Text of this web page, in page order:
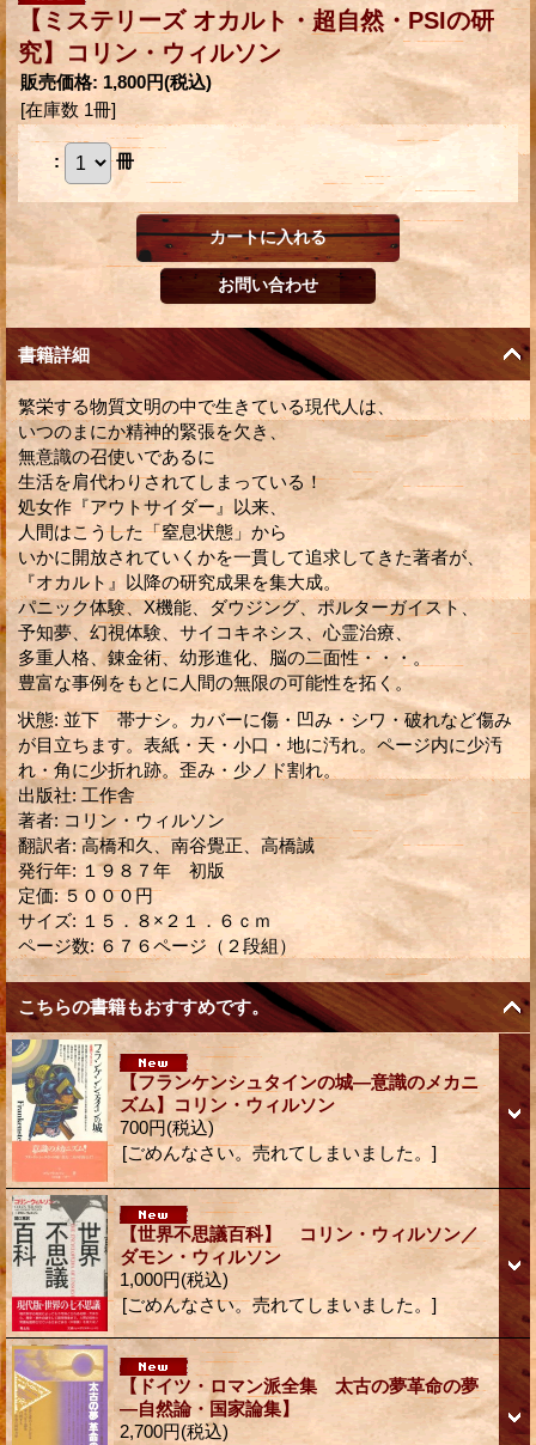
【ミステリーズ オカルト・超自然・PSIの研
究】コリン・ウィルソン
販売価格: 1,800円(税込)
[在庫数 1冊]
: 冊
書籍詳細
繁栄する物質文明の中で生きている現代人は、
いつのまにか精神的緊張を欠き、
無意識の召使いであるに
生活を肩代わりされてしまっている！
処女作『アウトサイダー』以来、
人間はこうした「窒息状態」から
いかに開放されていくかを一貫して追求してきた著者が、
『オカルト』以降の研究成果を集大成。
パニック体験、X機能、ダウジング、ポルターガイスト、
予知夢、幻視体験、サイコキネシス、心霊治療、
多重人格、錬金術、幼形進化、脳の二面性・・・。
豊富な事例をもとに人間の無限の可能性を拓く。
状態: 並下 帯ナシ。カバーに傷・凹み・シワ・破れなど傷み
が目立ちます。表紙・天・小口・地に汚れ。ページ内に少汚
れ・角に少折れ跡。歪み・少ノド割れ。
出版社: 工作舎
著者: コリン・ウィルソン
翻訳者: 高橋和久、南谷覺正、高橋誠
発行年: １９８７年 初版
定価: ５０００円
サイズ: １５．８×２１．６ｃｍ
ページ数: ６７６ページ（２段組）
こちらの書籍もおすすめです。
【フランケンシュタインの城―意識のメカニ
ズム】コリン・ウィルソン
700円(税込)
[ごめんなさい。売れてしまいました。]
【世界不思議百科】 コリン・ウィルソン／
ダモン・ウィルソン
1,000円(税込)
[ごめんなさい。売れてしまいました。]
【ドイツ・ロマン派全集 太古の夢革命の夢
―自然論・国家論集】
2,700円(税込)